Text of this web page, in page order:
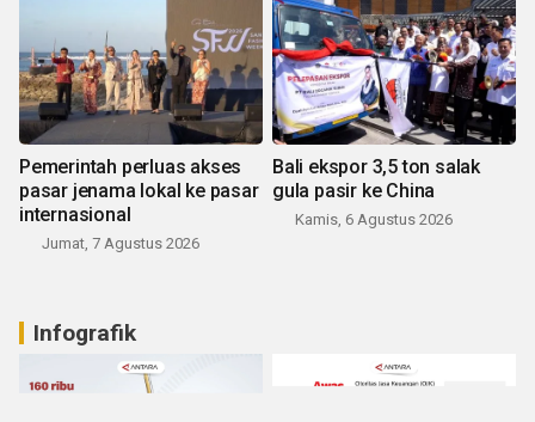
Pemerintah perluas akses
pasar jenama lokal ke pasar
internasional
Jumat, 7 Agustus 2026
Bali ekspor 3,5 ton salak
gula pasir ke China
Kamis, 6 Agustus 2026
Infografik